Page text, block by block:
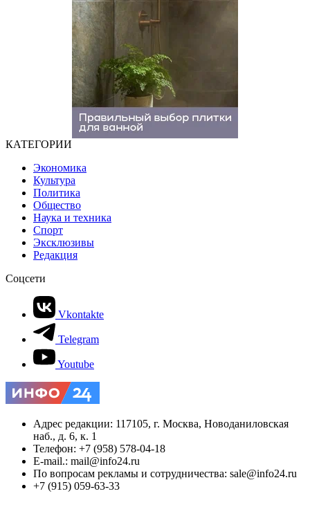
КАТЕГОРИИ
Экономика
Культура
Политика
Общество
Наука и техника
Спорт
Эксклюзивы
Редакция
Соцсети
Vkontakte
Telegram
Youtube
Адрес редакции: 117105, г. Москва, Новоданиловская
наб., д. 6, к. 1
Телефон: +7 (958) 578-04-18
E-mail.: mail@info24.ru
По вопросам рекламы и сотрудничества: sale@info24.ru
+7 (915) 059-63-33